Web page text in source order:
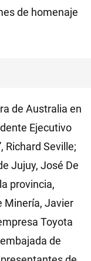
de homenaje
de Australia en
Ejecutivo
Richard Seville;
Jujuy, José De
provincia,
Minería, Javier
Toyota
de